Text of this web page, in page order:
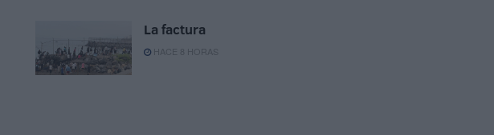
La factura
HACE 8 HORAS